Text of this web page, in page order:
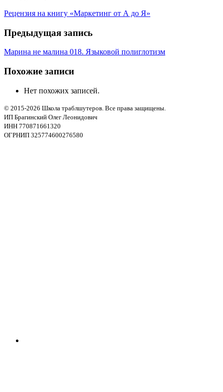
Рецензия на книгу «Маркетинг от А до Я»
Предыдущая запись
Марина не малина 018. Языковой полиглотизм
Похожие записи
Нет похожих записей.
© 2015-2026 Школа траблшутеров. Все права защищены.
ИП Брагинский Олег Леонидович
ИНН 770871661320
ОГРНИП 325774600276580